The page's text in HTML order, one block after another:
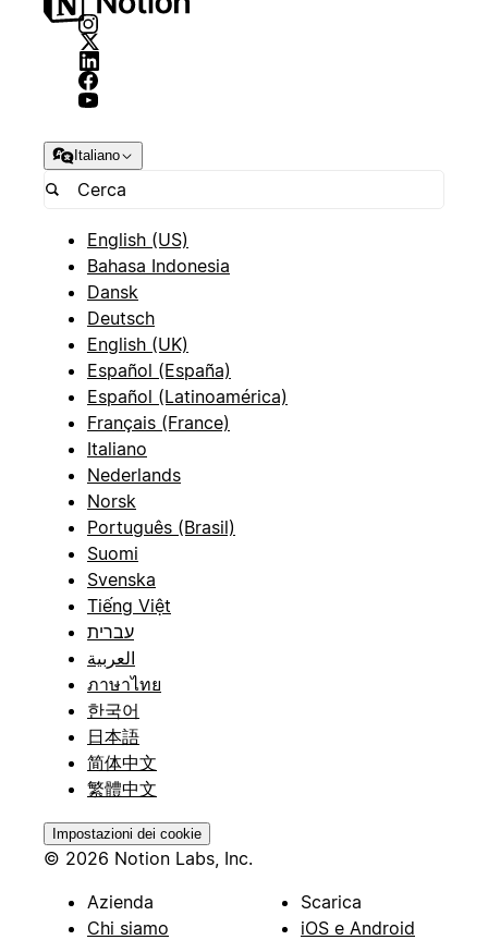
Italiano
English (US)
Bahasa Indonesia
Dansk
Deutsch
English (UK)
Español (España)
Español (Latinoamérica)
Français (France)
Italiano
Nederlands
Norsk
Português (Brasil)
Suomi
Svenska
Tiếng Việt
עברית
العربية
ภาษาไทย
한국어
日本語
简体中文
繁體中文
Impostazioni dei cookie
© 2026 Notion Labs, Inc.
Azienda
Chi siamo
Scarica
iOS e Android